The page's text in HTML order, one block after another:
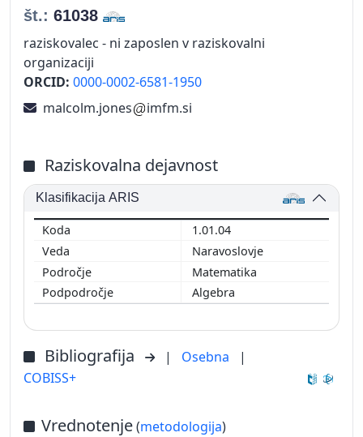
št.: 61038
raziskovalec - ni zaposlen v raziskovalni
organizaciji
ORCID: 0000-0002-6581-1950
malcolm.jones
imfm.si
Raziskovalna dejavnost
Klasifikacija ARIS
1.01.04
Naravoslovje
Matematika
Algebra
Bibliografija | Osebna
|
COBISS+
Vrednotenje(metodologija)